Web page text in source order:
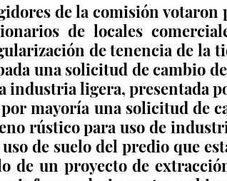
de la comisión votaron
de locales
de tenencia de la
una solicitud de cambio
industria ligera, presentada
mayoría una solicitud de
rústico para uso de
de suelo del predio que
de un proyecto de